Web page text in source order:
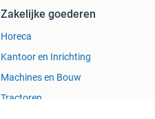
Zakelijke goederen
Horeca
Kantoor en Inrichting
Machines en Bouw
Tractoren